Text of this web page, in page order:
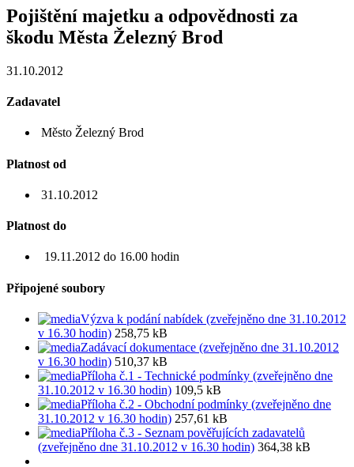
Pojištění majetku a odpovědnosti za
škodu Města Železný Brod
31.10.2012
Zadavatel
Město Železný Brod
Platnost od
31.10.2012
Platnost do
19.11.2012 do 16.00 hodin
Připojené soubory
Výzva k podání nabídek (zveřejněno dne 31.10.2012
v 16.30 hodin) 258,75 kB
Zadávací dokumentace (zveřejněno dne 31.10.2012
v 16.30 hodin) 510,37 kB
Příloha č.1 - Technické podmínky (zveřejněno dne
31.10.2012 v 16.30 hodin) 109,5 kB
Příloha č.2 - Obchodní podmínky (zveřejněno dne
31.10.2012 v 16.30 hodin) 257,61 kB
Příloha č.3 - Seznam pověřujících zadavatelů
(zveřejněno dne 31.10.2012 v 16.30 hodin) 364,38 kB